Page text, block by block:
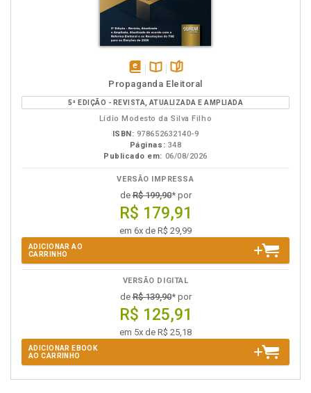
disponível
em
eBook
Disponível
na
B.V.
páginas
Propaganda Eleitoral
5ª EDIÇÃO - REVISTA, ATUALIZADA E AMPLIADA
Lídio Modesto da Silva Filho
ISBN: 978652632140-9
Páginas: 348
Publicado em: 06/08/2026
VERSÃO IMPRESSA
deR$ 199,90* por
R$ 179,91
em 6x de R$ 29,99
ADICIONAR AO
CARRINHO
VERSÃO DIGITAL
deR$ 139,90* por
R$ 125,91
em 5x de R$ 25,18
ADICIONAR EBOOK
AO CARRINHO